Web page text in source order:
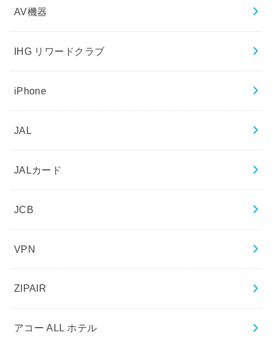
AV機器
IHG リワードクラブ
iPhone
JAL
JALカード
JCB
VPN
ZIPAIR
アコー ALL ホテル